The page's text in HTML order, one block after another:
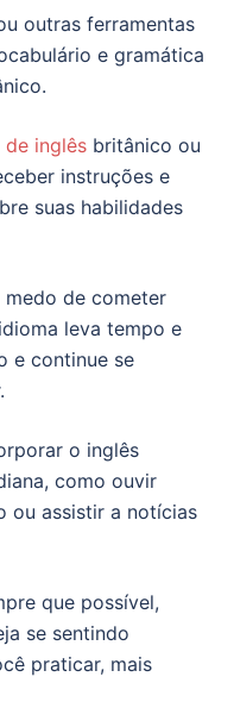
outras ferramentas
e gramática
de inglês britânico ou
instruções e
suas habilidades
medo de cometer
leva tempo e
e continue se
o inglês
como ouvir
ou assistir a notícias
que possível,
se sentindo
praticar, mais